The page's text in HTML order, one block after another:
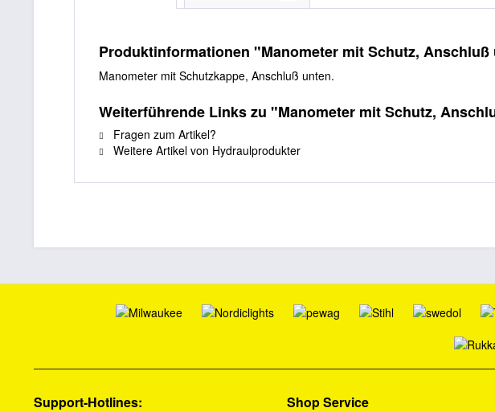
Produktinformationen "Manometer mit Schutz, Anschluß
Manometer mit Schutzkappe, Anschluß unten.
Weiterführende Links zu "Manometer mit Schutz,
Fragen zum Artikel?
Weitere Artikel von Hydraulprodukter
Support-Hotlines: Shop Service